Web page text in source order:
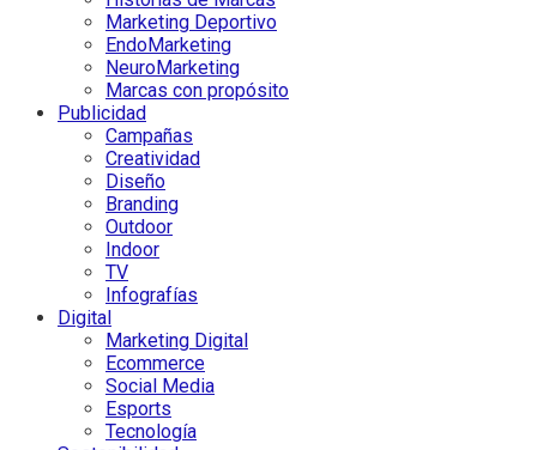
Marketing Deportivo
EndoMarketing
NeuroMarketing
Marcas con propósito
Publicidad
Campañas
Creatividad
Diseño
Branding
Outdoor
Indoor
TV
Infografías
Digital
Marketing Digital
Ecommerce
Social Media
Esports
Tecnología